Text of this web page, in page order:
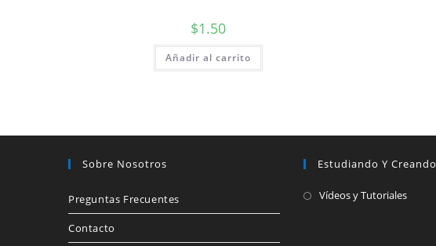
$1.50
Añadir al carrito
Sobre Nosotros
Preguntas Frecuentes
Contacto
Estudiando Y Creando
Vídeos y Tutoriales